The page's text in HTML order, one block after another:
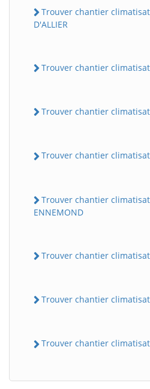
Trouver chantier
D'ALLIER
Trouver chantier
Trouver chantier
Trouver chantier
Trouver chantier
ENNEMOND
Trouver chantier
Trouver chantier
Trouver chantier